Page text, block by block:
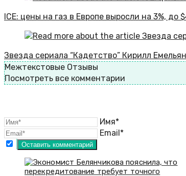
ICE: цены на газ в Европе выросли на 3%, до
Звезда сериала “Кадетство” Кирилл
Межтекстовые Отзывы
Посмотреть все комментарии
Имя*
Email*